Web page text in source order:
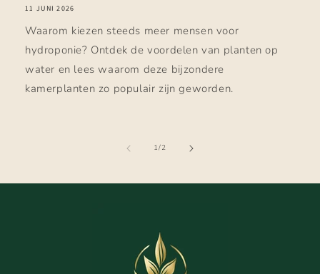
11 JUNI 2026
Waarom kiezen steeds meer mensen voor
hydroponie? Ontdek de voordelen van planten op
water en lees waarom deze bijzondere
kamerplanten zo populair zijn geworden.
1/van
2